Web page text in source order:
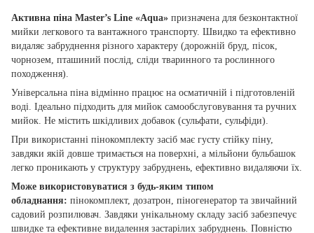
Активна піна Master’s Line «Aqua» призначена для безконтактної
мийки легкового та вантажного транспорту. Швидко та ефективно
видаляє забруднення різного характеру (дорожній бруд, пісок,
чорнозем, пташиний послід, сліди тваринного та рослинного
походження).
Універсальна піна відмінно працює на осматичній і підготовленій
воді. Ідеально підходить для мийок самообслуговування та ручних
мийок. Не містить шкідливих добавок (сульфати, сульфіди).
При використанні пінокомплекту засіб має густу стійку піну,
завдяки якій довше тримається на поверхні, а мільйони бульбашок
легко проникають у структуру забруднень, ефективно видаляючи їх.
Може використовуватися з будь-яким типом
обладнання: пінокомплект, дозатрон, піногенератор та звичайний
садовий розпилювач. Завдяки унікальному складу засіб забезпечує
швидке та ефективне видалення застарілих забруднень. Повністю